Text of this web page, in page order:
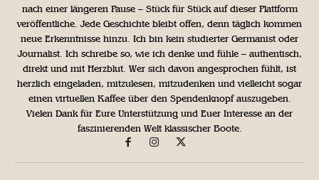
nach einer längeren Pause – Stück für Stück auf dieser Plattform
veröffentliche. Jede Geschichte bleibt offen, denn täglich kommen
neue Erkenntnisse hinzu. Ich bin kein studierter Germanist oder
Journalist. Ich schreibe so, wie ich denke und fühle – authentisch,
direkt und mit Herzblut. Wer sich davon angesprochen fühlt, ist
herzlich eingeladen, mitzulesen, mitzudenken und vielleicht sogar
einen virtuellen Kaffee über den Spendenknopf auszugeben.
Vielen Dank für Eure Unterstützung und Euer Interesse an der
faszinierenden Welt klassischer Boote.